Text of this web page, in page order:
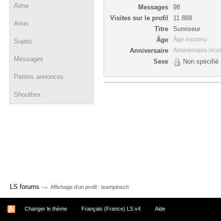
Aime
Amis
Sujets
Messages
Petites annonces
Shoutbox
Messages
98
Visites sur le profil
11 888
Titre
Sunriseur
Âge
Âge inconnu
Anniversaire Anniversaire
Sexe Non spécifié
LS forums → Affichage d'un profil : teampinsch
Changer le thème Français (France) LS v4 Aide